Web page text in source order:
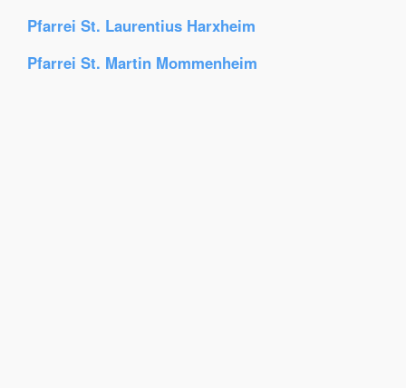
Pfarrei St. Laurentius Harxheim
Pfarrei St. Martin Mommenheim